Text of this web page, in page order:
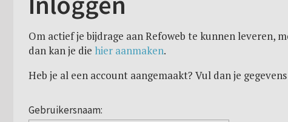
Om actief je bijdrage aan Refoweb te kunnen leveren,
dan kan je die hier aanmaken.
Heb je al een account aangemaakt? Vul dan je
Gebruikersnaam: